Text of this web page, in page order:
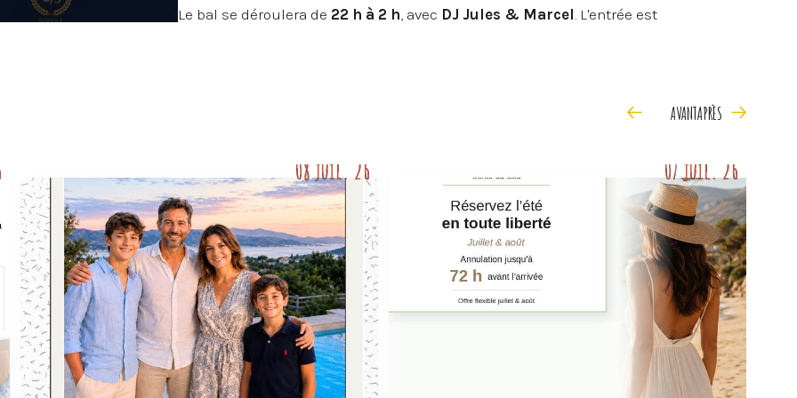
image
Le bal se déroulera de 22 h à 2 h, avec DJ Jules & Marcel. L'entrée est
Piscine avec vue mer – plage accessible à pied – chambres climatisées
08 juil. 26 07 juil. 26
AVANTAPRÈS